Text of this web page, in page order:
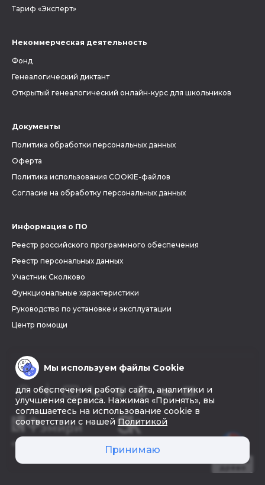
Тариф «Эксперт»
Некоммерческая деятельность
Фонд
Генеалогический диктант
Открытый генеалогический онлайн-курс для школьников
Документы
Политика обработки персональных данных
Оферта
Политика использования COOKIE-файлов
Согласие на обработку персональных данных
Информация о ПО
Реестр российского программного обеспечения
Реестр персональных данных
Участник Сколково
Функциональные характеристики
Руководство по установке и эксплуатации
Центр помощи
© 2026 «Фэмири»
Мы используем файлы Cookie
для обеспечения работы сайта, аналитики и
улучшения сервиса. Нажимая «Принять», вы
соглашаетесь на использование cookie в
соответствии с нашей Политикой
Принимаю
Создать